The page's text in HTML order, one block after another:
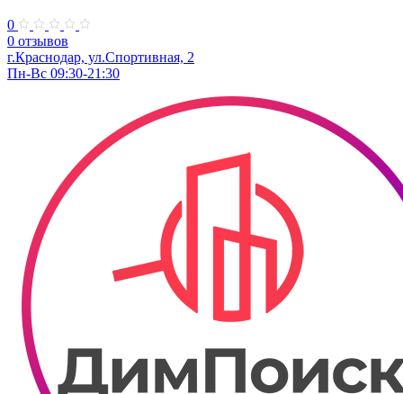
0
0 отзывов
г.Краснодар, ул.​Спортивная, 2
Пн-Вс 09:30-21:30